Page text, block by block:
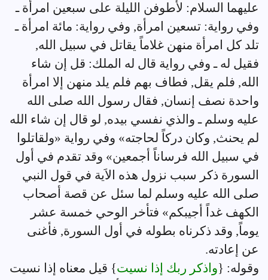
عليهما السلام: لأطوفن الليلة على سبعين امرأة ـ
وفي رواية: تسعين امرأة, وفي رواية: مائة امرأة ـ
تلد كل امرأة منهن غلاماً يقاتل في سبيل الله,
فقيل له ـ وفي رواية قال له الملك: قل إن شاء
الله, فلم يقل, فطاف بهم فلم يلد منهن إلا امرأة
واحدة نصف إنسان, فقال رسول الله صلى الله
عليه وسلم ـ والذي نفسي بيده, لو قال إن شاء الله
لم يحنث, وكان دركاً لحاجته» وفي رواية «ولقاتلوا
في سبيل الله فرساناً أجمعين» وقد تقدم في أول
السورة ذكر سبب نزول هذه الاَية في قول النبي
صلى الله عليه وسلم لما سئل عن قصة أصحاب
الكهف غداً أجيبكم» فتأخر الوحي خمسة عشر
يوماً, وقد ذكرناه بطوله في أول السورة, فأغنى
عن إعادته.
وقوله: {واذكر ربك إذا نسيت} قيل معناه إذا نسيت